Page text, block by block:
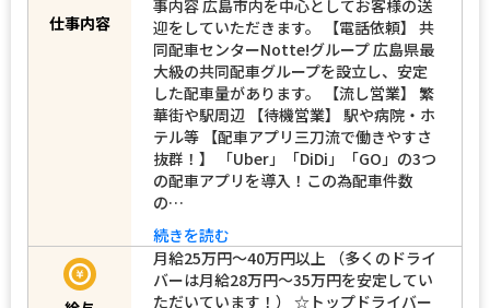
【契約期間】 期間の定めなし 具体的な仕
事内容 広島市内を中心としてお客様の送
迎をしていただきます。 【電話依頼】 共
同配車センターNotte!グループ 広島県最
大級の共同配車グループを設立し、安定
した配車量があります。 【流し営業】 繁
華街や駅周辺 【待機営業】 駅や病院・ホ
テル等 【配車アプリ三刀流で働きやすさ
抜群！】 「Uber」「DiDi」「GO」の3つ
の配車アプリを導入！この為配車件数
の…
続きを読む
月給25万円〜40万円以上 （多くのドライ